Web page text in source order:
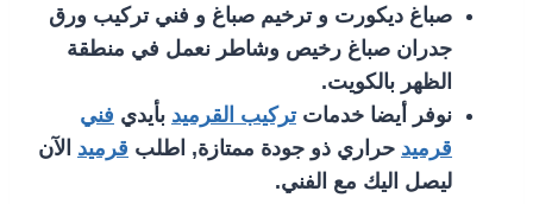
صباغ ديكورت و ترخيم صباغ و فني تركيب ورق
جدران صباغ رخيص وشاطر نعمل في منطقة
الظهر بالكويت.
نوفر أيضا خدماتتركيب القرميد بأيدي فني
قرميد حراري ذو جودة ممتازة, اطلب قرميد الآن
ليصل اليك مع الفني.